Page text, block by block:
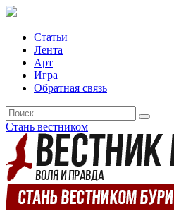
Статьи
Лента
Арт
Игра
Обратная связь
Стань вестником